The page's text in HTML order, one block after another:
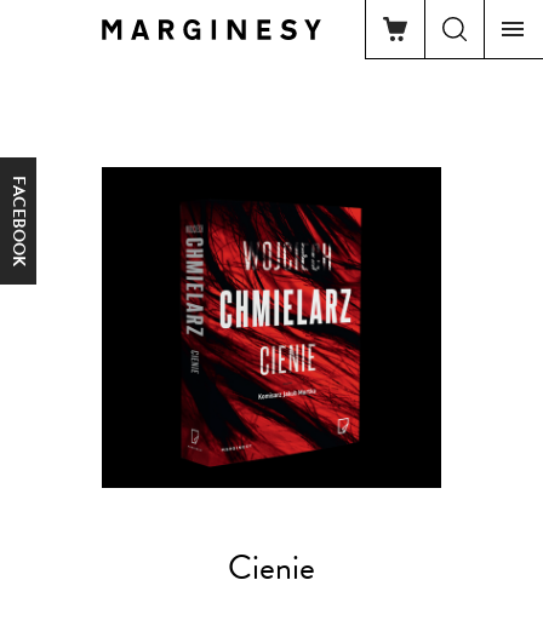
FACEBOOK
Cienie